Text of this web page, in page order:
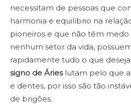
necessitam de pessoas que
harmonia e equilíbrio na
pioneiros e que não têm medo
nenhum setor da vida,
rapidamente tudo o que
signo de Árieslutam pelo que
e dentes, por isso são tão
de brigões.